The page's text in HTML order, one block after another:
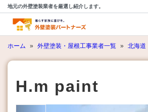
地元の外壁塗装業者を厳選し紹介します。
ホーム » 外壁塗装・屋根工事業者一覧 » 北海道
H.m paint